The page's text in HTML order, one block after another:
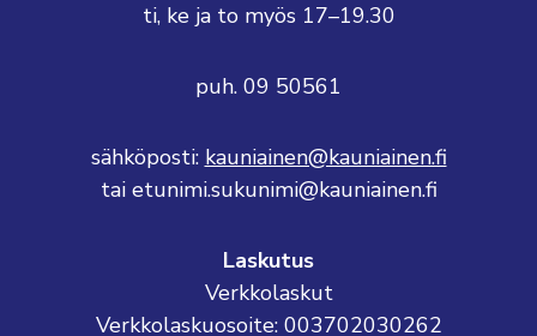
ti, ke ja to myös 17–19.30
puh. 09 50561
sähköposti: kauniainen@kauniainen.fi
tai etunimi.sukunimi@kauniainen.fi
Laskutus
Verkkolaskut
Verkkolaskuosoite: 003702030262